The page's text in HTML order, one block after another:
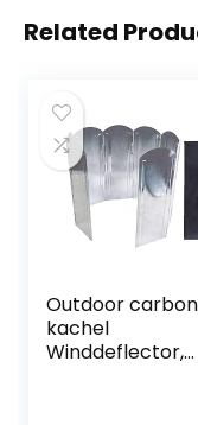
Related
Outdoor carbon
kachel
Winddeflector,